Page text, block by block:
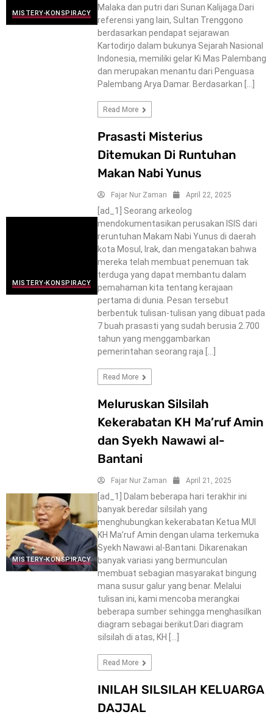
MISTERY-KONSPIRACY
Malaka dan putri dari Sunan Kalijaga.Dari
referensi yang lain, Sultan Trenggono
berdasarkan pendapat sejarawan
Kartodirjo dalam bukunya Sejarah Nasional
Indonesia, memiliki gelar Ki Mas Palembang
dan merupakan menantu dari Penguasa
Palembang Arya Damar. Berdasarkan […]
Read More
MISTERY-KONSPIRACY
Prasasti Misterius
Ditemukan Di Runtuhan
Makan Nabi Yunus
Fajar Nur Zaman April 22, 2025
[ad_1] Seorang arkeolog
mendokumentasikan perusakan ISIS dari
reruntuhan Makam Nabi Yunus di daerah
kota Mosul, Irak, dan mengatakan bahwa
mereka telah membuat penemuan tak
terduga yang dapat membantu dalam
pemahaman kita tentang kerajaan
pertama di dunia. Pesan tersebut
berbentuk tulisan-tulisan yang dibuat pada
7 buah prasasti yang sudah berusia 2.700
tahun yang menggambarkan
pemerintahan seorang raja […]
Read More
MISTERY-KONSPIRACY
Meluruskan Silsilah
Kekerabatan KH Ma’ruf Amin
dan Syekh Nawawi al-
Bantani
Fajar Nur Zaman April 21, 2025
[ad_1] Dalam beberapa hari terakhir ini
banyak beredar silsilah yang
menghubungkan kekerabatan Ketua MUI
KH Ma’ruf Amin dengan ulama terkemuka
Syekh Nawawi al-Bantani. Dikarenakan
banyak variasi yang bermunculan
membuat sebagian masyarakat bingung
mana susur galur yang benar. Melalui
tulisan ini, kami mencoba merangkai
beberapa sumber sehingga menghasilkan
diagram sebagai berikut:Dari diagram
silsilah di atas, KH […]
Read More
INILAH SILSILAH KELUARGA
DAJJAL